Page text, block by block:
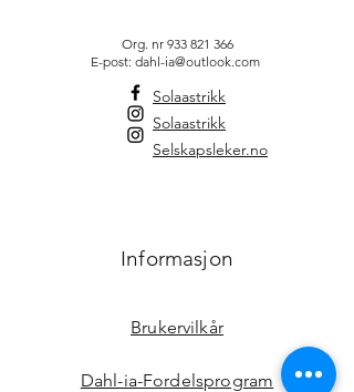
Org. nr 933 821 366
E-post: dahl-ia@outlook.com
Solaastrikk
Solaastrikk
Selskapsleker.no
Informasjon
Brukervilkår
Dahl-ia-Fordelsprogram